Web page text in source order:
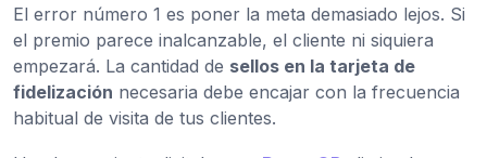
El error número 1 es poner la meta demasiado lejos. Si
el premio parece inalcanzable, el cliente ni siquiera
empezará. La cantidad de sellos en la tarjeta de
fidelización necesaria debe encajar con la frecuencia
habitual de visita de tus clientes.